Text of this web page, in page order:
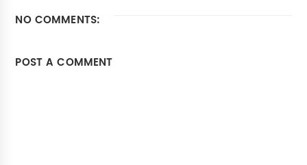
NO COMMENTS:
POST A COMMENT